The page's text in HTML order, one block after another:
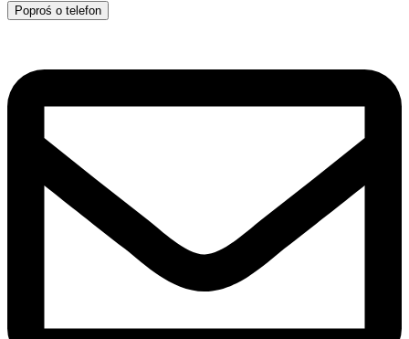
Poproś o telefon